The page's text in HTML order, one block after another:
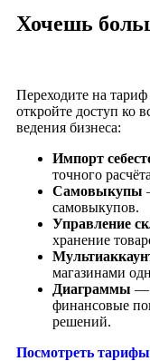
Хочешь
Переходите на тариф
откройте доступ ко
ведения бизнеса:
Импорт
точного
Самовыкупы
самовыкупов.
Управление
хранение
магазинами
Диаграммы —
финансовые
решений.
Посмотреть